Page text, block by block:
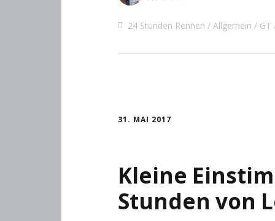
24 Stunden Rennen Allgemein GT
31. MAI 2017
Kleine
Stunden von